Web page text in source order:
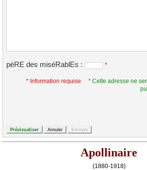
pèRE des miséRablEs : *
* Information requise.
* Cette adresse ne
Apollinaire
(1880-1918)